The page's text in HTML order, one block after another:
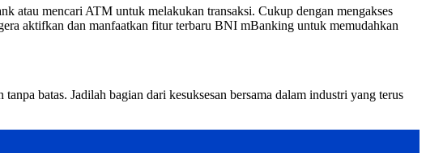
atau mencari ATM untuk melakukan transaksi. Cukup dengan mengakses
aktifkan dan manfaatkan fitur terbaru BNI mBanking untuk memudahkan
batas. Jadilah bagian dari kesuksesan bersama dalam industri yang terus